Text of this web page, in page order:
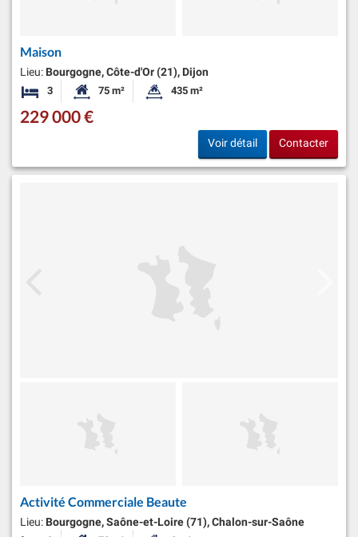
Maison
Lieu: Bourgogne, Côte-d'Or (21), Dijon
3 ChambresSurface habitable:
75 m² Superficie du terrain:
435 m²
229 000 €
Voir détail Contacter
Activité Commerciale Beaute
Lieu: Bourgogne, Saône-et-Loire (71), Chalon-sur-Saône